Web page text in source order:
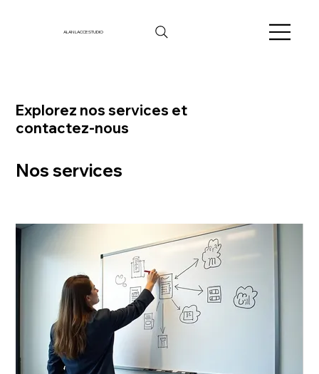
ALAN LACCE STUDIO
Explorez nos services et
contactez-nous
Nos services